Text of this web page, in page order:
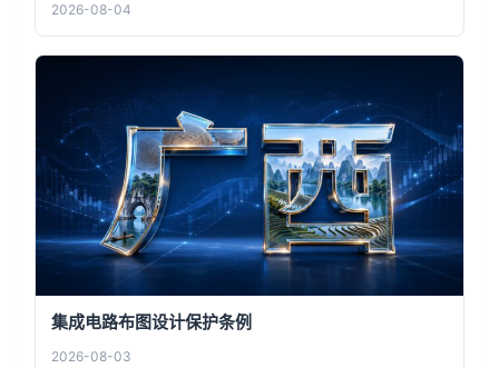
2026-08-04
集成电路布图设计保护条例
2026-08-03